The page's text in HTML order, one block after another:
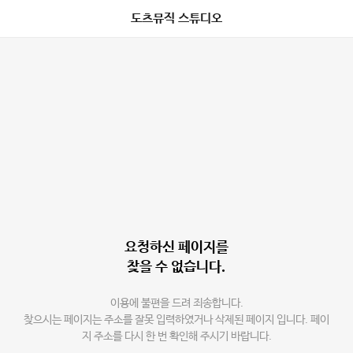
도츠뮤직 스튜디오
요청하신 페이지를
찾을 수 없습니다.
이용에 불편을 드려 죄송합니다.
찾으시는 페이지는 주소를 잘못 입력하였거나 삭제된 페이지 입니다. 페이
지 주소를 다시 한 번 확인해 주시기 바랍니다.